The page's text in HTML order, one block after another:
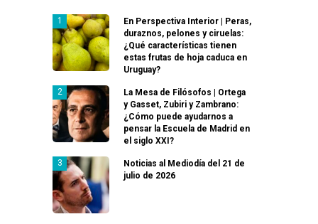
En Perspectiva Interior | Peras,
duraznos, pelones y ciruelas:
¿Qué características tienen
estas frutas de hoja caduca en
Uruguay?
La Mesa de Filósofos | Ortega
y Gasset, Zubiri y Zambrano:
¿Cómo puede ayudarnos a
pensar la Escuela de Madrid en
el siglo XXI?
Noticias al Mediodía del 21 de
julio de 2026